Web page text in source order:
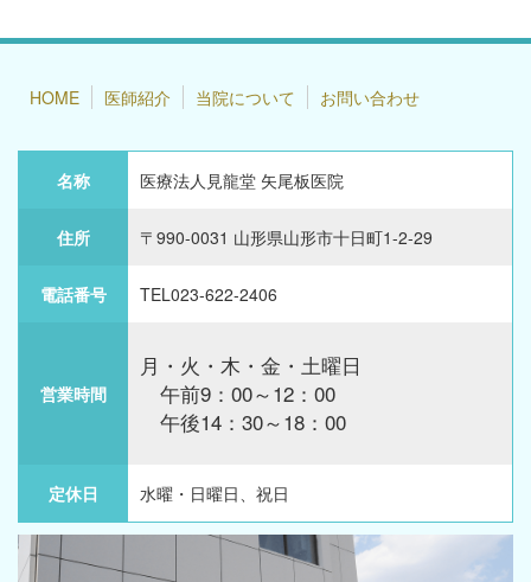
HOME 医師紹介 当院について お問い合わせ
名称 医療法人見龍堂 矢尾板医院
住所 〒990-0031 山形県山形市十日町1-2-29
電話番号 TEL023-622-2406
営業時間
月・火・木・金・土曜日
午前9：00～12：00
午後14：30～18：00
定休日 水曜・日曜日、祝日